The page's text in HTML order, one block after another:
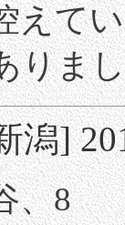
えて
りま
潟]
、8